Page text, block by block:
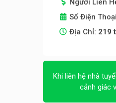
Người Liên
Số Điện
Địa Chỉ: 219
Khi liên hệ nhà
cảnh giác